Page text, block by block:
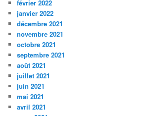
février 2022
janvier 2022
décembre 2021
novembre 2021
octobre 2021
septembre 2021
août 2021
juillet 2021
juin 2021
mai 2021
avril 2021